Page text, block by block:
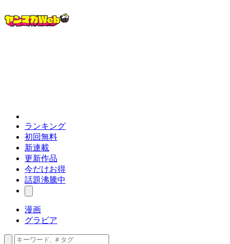
ランキング
初回無料
新連載
更新作品
今だけお得
話題沸騰中
漫画
グラビア